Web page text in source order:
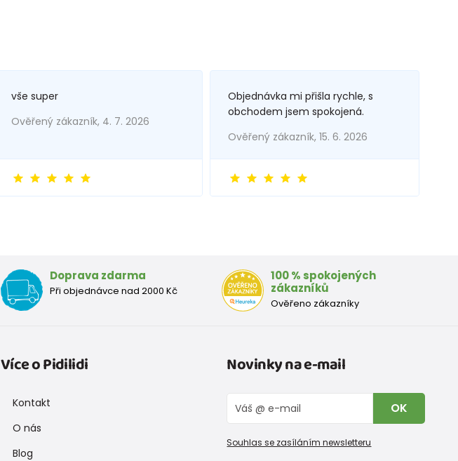
vše super
Ověřený zákazník, 4. 7. 2026
Objednávka mi přišla rychle, s
obchodem jsem spokojená.
Ověřený zákazník, 15. 6. 2026
Doprava zdarma
Při objednávce nad 2000 Kč
100 % spokojených
zákazníků
Ověřeno zákazníky
Více o Pidilidi
Kontakt
O nás
Blog
Novinky na e-mail
OK
Souhlas se zasíláním newsletteru